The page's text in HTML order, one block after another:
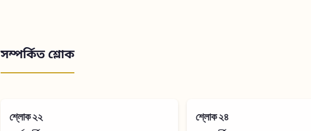
সম্পর্কিত শ্লোক
শ্লোক ২২ শ্লোক ২৪